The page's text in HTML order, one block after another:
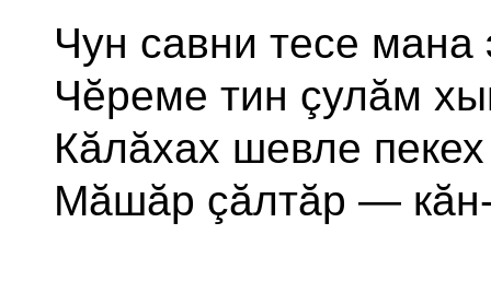
Чун савни тесе мана
Чĕреме тин çулăм
Кăлăхах шевле
Мăшăр çăлтăр — кăн-